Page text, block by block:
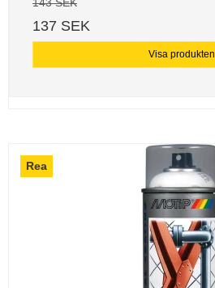
143 SEK
137 SEK
Visa produkten
Rea